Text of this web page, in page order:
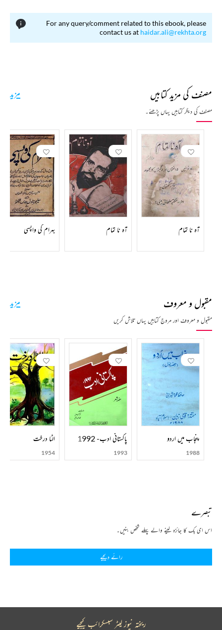
For any query/comment related to this ebook, please
contact us at haidar.ali@rekhta.org
مصنف کی مزید کتابیں
مصنف کی دیگر کتابیں یہاں پڑھئے۔
مزید
آہ نا تمام آہ نا تمام بہرام کی واپسی
مقبول و معروف
مقبول و معروف اور مروج کتابیں یہاں تلاش کریں
مزید
پنجاب میں اردو
1988
پاکستانی ادب- 1992
1993
الٹا درخت
1954
تبصرے
اس ای بک کا جائزہ لینے والے پہلے شخص بنیں۔
رائے دیجیے
ریختہ نیوز لیٹر سبسکرائب کیجیے